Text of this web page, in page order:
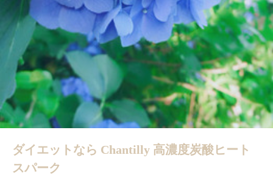
ダイエットなら Chantilly 高濃度炭酸ヒート
スパーク